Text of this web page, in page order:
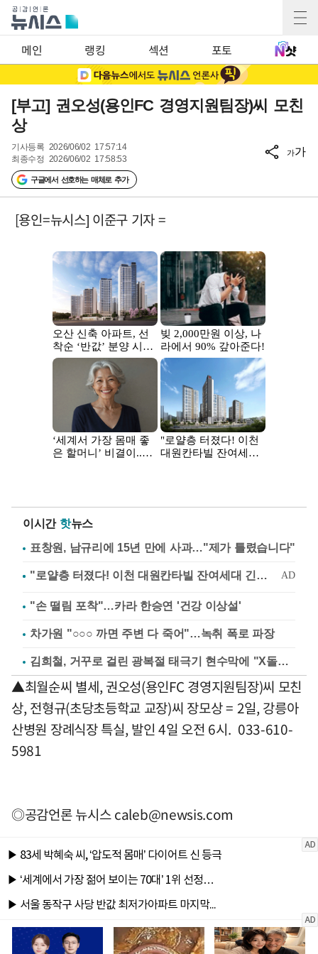
메인 랭킹 섹션 포토
[부고] 권오성(용인FC 경영지원팀장)씨 모친
상
기사등록 2026/06/02 17:57:14
최종수정 2026/06/02 17:58:53
구글에서 선호하는 매체로 추가
가가
[용인=뉴시스] 이준구 기자 =
이시간 핫뉴스
표창원, 남규리에 15년 만에 사과…"제가 틀렸습니다"
"손 떨림 포착"…카라 한승연 '건강 이상설'
차가원 "○○○ 까면 주변 다 죽어"…녹취 폭로 파장
김희철, 거꾸로 걸린 광복절 태극기 현수막에 "X돌았네"
▲최월순씨 별세, 권오성(용인FC 경영지원팀장)씨 모친
상, 전형규(초당초등학교 교장)씨 장모상 = 2일, 강릉아
산병원 장례식장 특실, 발인 4일 오전 6시. 033-610-
5981
◎공감언론 뉴시스caleb@newsis.com